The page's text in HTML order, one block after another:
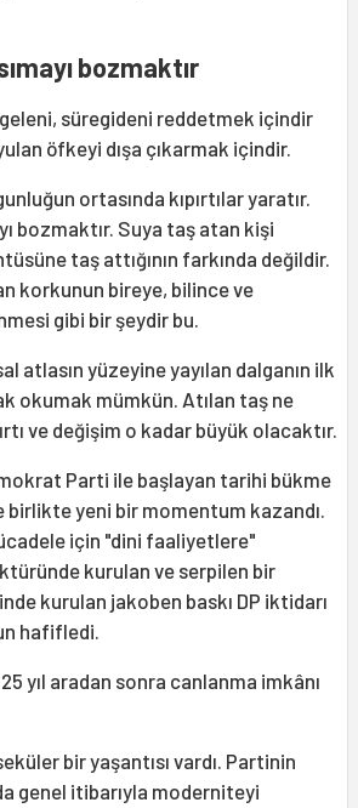
bozmaktır
süregideni reddetmek içindir
öfkeyi dışa çıkarmak içindir.
ortasında kıpırtılar yaratır.
bozmaktır. Suya taş atan kişi
taş attığının farkında değildir.
korkunun bireye, bilince ve
gibi bir şeydir bu.
atlasın yüzeyine yayılan dalganın ilk
okumak mümkün. Atılan taş ne
ve değişim o kadar büyük olacaktır.
Parti ile başlayan tarihi bükme
birlikte yeni bir momentum kazandı.
için "dini faaliyetlere"
kurulan ve serpilen bir
kurulan jakoben baskı DP iktidarı
hafifledi.
yıl aradan sonra canlanma imkânı
bir yaşantısı vardı. Partinin
genel itibarıyla moderniteyi